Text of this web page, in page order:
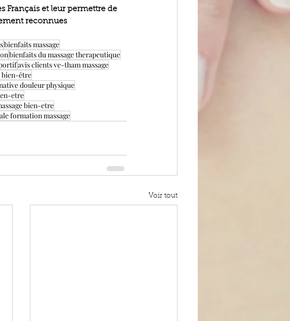
Français et leur permettre de
reconnues
bienfaits massage
bienfaits du massage therapeutique
avis clients ve-tham massage
bien-être
douleur physique
etre
bien-etre
formation massage
Voir tout